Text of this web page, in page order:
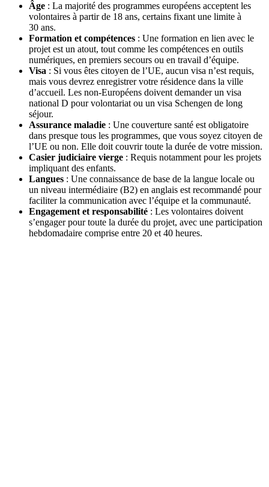
Âge : La majorité des programmes européens acceptent les
volontaires à partir de 18 ans, certains fixant une limite à
30 ans.
Formation et compétences : Une formation en lien avec le
projet est un atout, tout comme les compétences en outils
numériques, en premiers secours ou en travail d’équipe.
Visa : Si vous êtes citoyen de l’UE, aucun visa n’est requis,
mais vous devrez enregistrer votre résidence dans la ville
d’accueil. Les non-Européens doivent demander un visa
national D pour volontariat ou un visa Schengen de long
séjour.
Assurance maladie : Une couverture santé est obligatoire
dans presque tous les programmes, que vous soyez citoyen de
l’UE ou non. Elle doit couvrir toute la durée de votre mission.
Casier judiciaire vierge : Requis notamment pour les projets
impliquant des enfants.
Langues : Une connaissance de base de la langue locale ou
un niveau intermédiaire (B2) en anglais est recommandé pour
faciliter la communication avec l’équipe et la communauté.
Engagement et responsabilité : Les volontaires doivent
s’engager pour toute la durée du projet, avec une participation
hebdomadaire comprise entre 20 et 40 heures.